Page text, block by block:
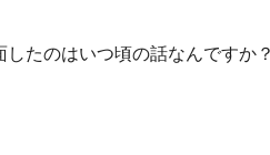
たのはいつ頃の話なんですか？